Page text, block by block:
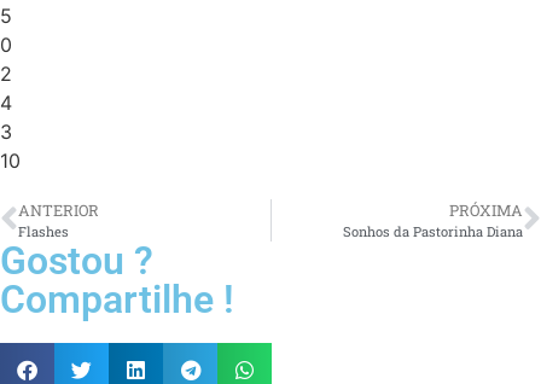
5
0
2
4
3
10
ANTERIOR
Flashes
PRÓXIMA
Sonhos da Pastorinha Diana
Gostou ?
Compartilhe !